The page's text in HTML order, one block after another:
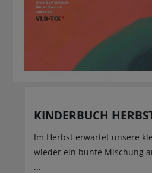
KINDERBUCH
Im Herbst erwartet unsere
wieder ein bunte Mischung
...